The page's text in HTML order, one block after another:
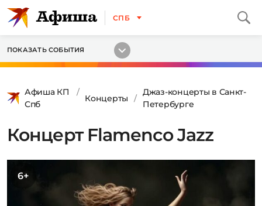
СПБ
ПОКАЗАТЬ СОБЫТИЯ
Афиша КП
Спб
Концерты
Джаз-концерты в Санкт-
Петербурге
Концерт Flamenco Jazz
6+